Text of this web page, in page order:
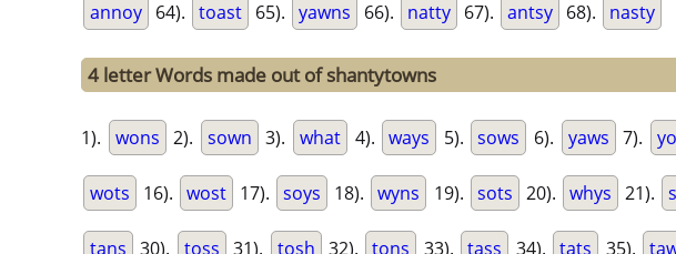
annoy 64). toast 65). yawns 66). natty 67). antsy 68). nasty
4 letter Words made out of shantytowns
1). wons 2). sown 3). what 4). ways 5). sows 6). yaws 7).
wots 16). wost 17). soys 18). wyns 19). sots 20). whys 21).
tans 30). toss 31). tosh 32). tons 33). tass 34). tats 35).